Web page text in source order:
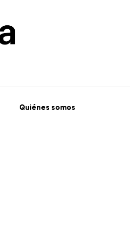
Quiénes somos